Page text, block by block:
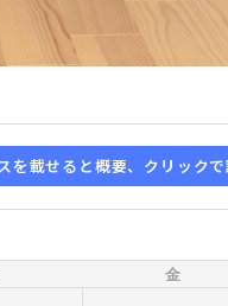
を載せると概要、クリックで
金